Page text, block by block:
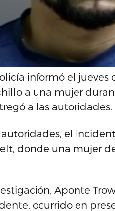
informó el
a una mujer
a las autoridades.
el
donde una mujer
Aponte
ocurrido en